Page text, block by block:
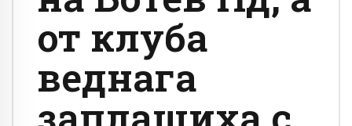
от клуба
веднага